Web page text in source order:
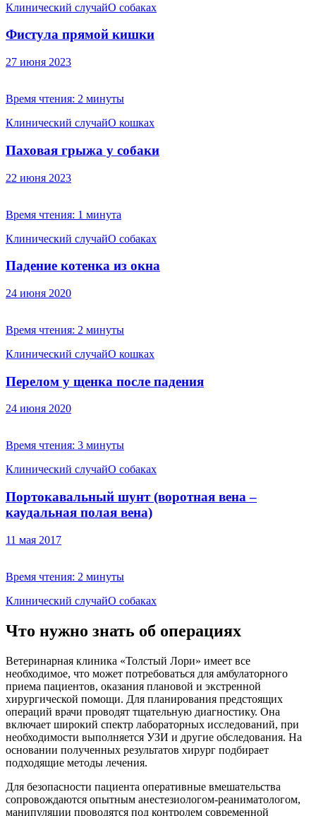
Клинический случайО собаках
Фистула прямой кишки
27 июня 2023
Время чтения: 2 минуты
Клинический случайО кошках
Паховая грыжа у собаки
22 июня 2023
Время чтения: 1 минута
Клинический случайО собаках
Падение котенка из окна
24 июня 2020
Время чтения: 2 минуты
Клинический случайО кошках
Перелом у щенка после падения
24 июня 2020
Время чтения: 3 минуты
Клинический случайО собаках
Портокавальный шунт (воротная вена –
каудальная полая вена)
11 мая 2017
Время чтения: 2 минуты
Клинический случайО собаках
Что нужно знать об операциях
Ветеринарная клиника «Толстый Лори» имеет все
необходимое, что может потребоваться для амбулаторного
приема пациентов, оказания плановой и экстренной
хирургической помощи. Для планирования предстоящих
операций врачи проводят тщательную диагностику. Она
включает широкий спектр лабораторных исследований, при
необходимости выполняется УЗИ и другие обследования. На
основании полученных результатов хирург подбирает
подходящие методы лечения.
Для безопасности пациента оперативные вмешательства
сопровождаются опытным анестезиологом-реаниматологом,
манипуляции проводятся под контролем современной